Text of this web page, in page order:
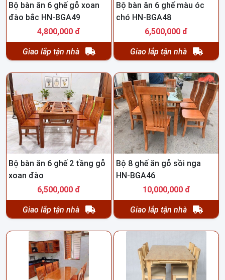
Bộ bàn ăn 6 ghế gỗ xoan
đào bắc HN-BGA49
4,800,000 đ
Giao lắp tận nhà
Bộ bàn ăn 6 ghế màu óc
chó HN-BGA48
6,500,000 đ
Giao lắp tận nhà
Bộ bàn ăn 6 ghế 2 tầng gỗ
xoan đào
6,500,000 đ
Giao lắp tận nhà
Bộ 8 ghế ăn gỗ sồi nga
HN-BGA46
10,000,000 đ
Giao lắp tận nhà